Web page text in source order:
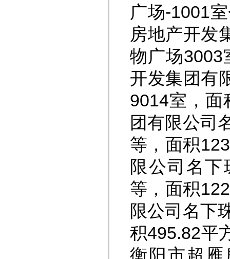
广场-1001
房地产开发
物广场3003
开发集团有
9014室，面
团有限公司
等，面积
限公司名
等，面积
限公司名下
积495.82平
衡阳市超